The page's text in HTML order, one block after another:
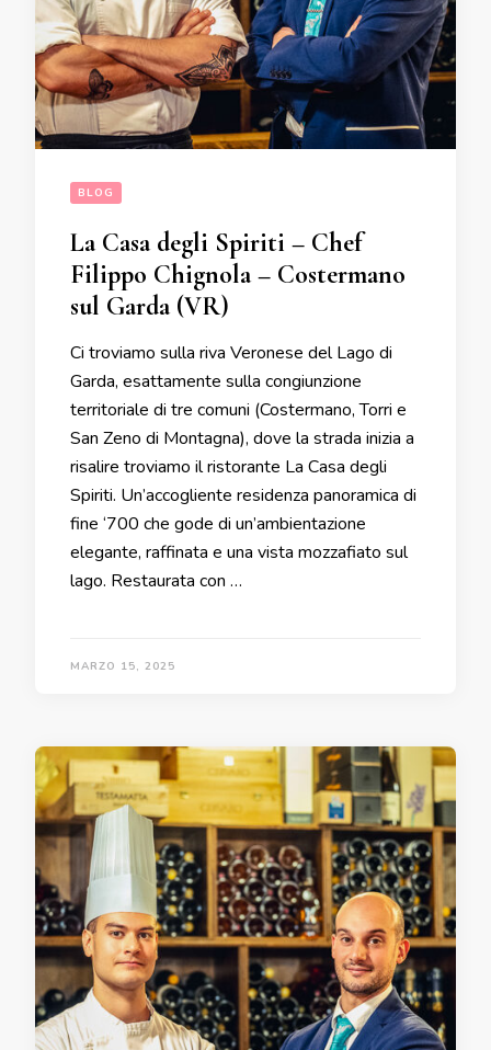
BLOG
La Casa degli Spiriti – Chef
Filippo Chignola – Costermano
sul Garda (VR)
Ci troviamo sulla riva Veronese del Lago di
Garda, esattamente sulla congiunzione
territoriale di tre comuni (Costermano, Torri e
San Zeno di Montagna), dove la strada inizia a
risalire troviamo il ristorante La Casa degli
Spiriti. Un’accogliente residenza panoramica di
fine ‘700 che gode di un’ambientazione
elegante, raffinata e una vista mozzafiato sul
lago. Restaurata con …
MARZO 15, 2025